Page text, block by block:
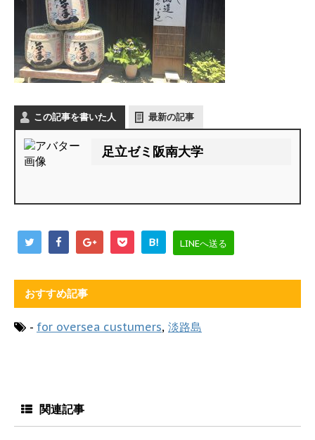
この記事を書いた人 最新の記事
足立ゼミ阪南大学
B! LINEへ送る
おすすめ記事
- for oversea custumers, 淡路島
関連記事